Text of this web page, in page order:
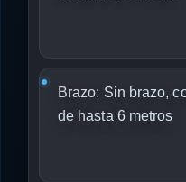
Brazo: Sin brazo,
de hasta 6 metros